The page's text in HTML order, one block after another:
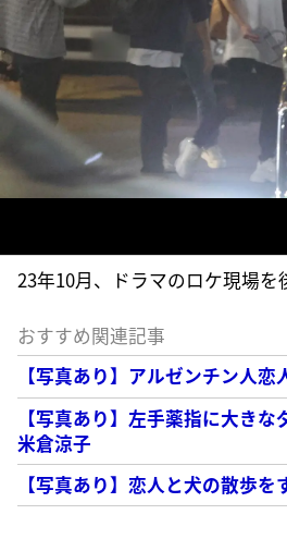
23年10月、ドラマのロケ現場を
おすすめ関連記事
【写真あり】アルゼンチン人
【写真あり】左手薬指に大き
米倉涼子
【写真あり】恋人と犬の散歩を